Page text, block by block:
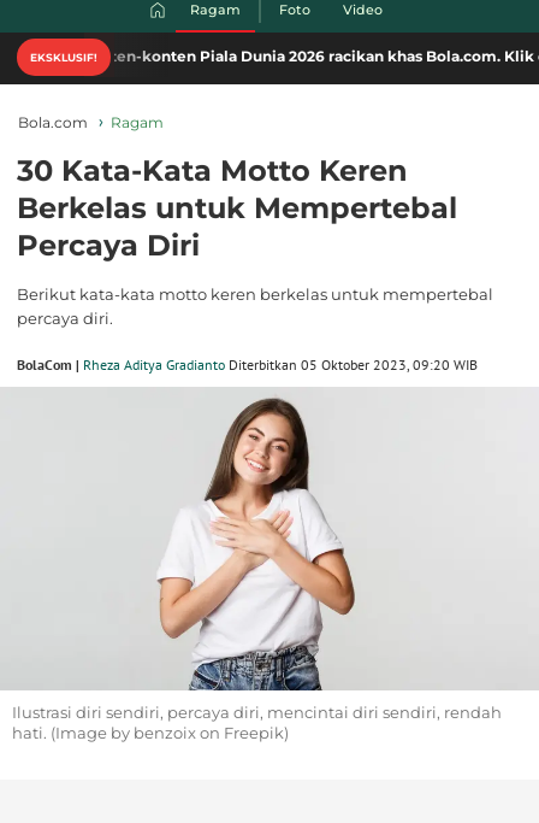
Ragam Foto Video
EKSKLUSIF!
konten Piala Dunia 2026 racikan khas Bola.com. Klik di sini!
Bola.com Ragam
30 Kata-Kata Motto Keren
Berkelas untuk Mempertebal
Percaya Diri
Berikut kata-kata motto keren berkelas untuk mempertebal
percaya diri.
BolaCom | Rheza Aditya Gradianto Diterbitkan 05 Oktober 2023, 09:20 WIB
Ilustrasi diri sendiri, percaya diri, mencintai diri sendiri, rendah
hati. (Image by benzoix on Freepik)